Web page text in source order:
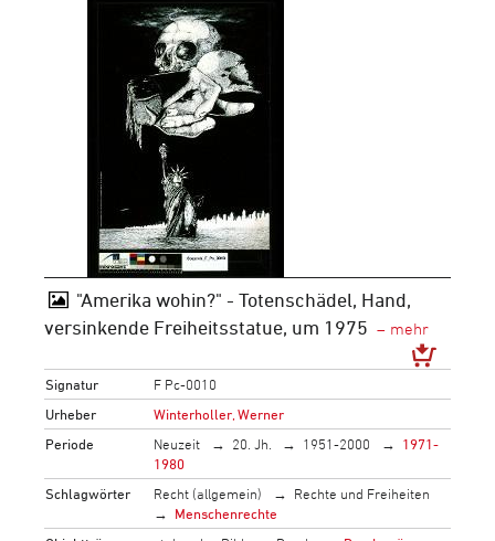
"Amerika wohin?" - Totenschädel, Hand,
versinkende Freiheitsstatue, um 1975
Signatur
F Pc-0010
Urheber
Winterholler, Werner
Periode
Neuzeit 20. Jh. 1951-2000
1971-
1980
Schlagwörter
Recht (allgemein)
Rechte und Freiheiten
Menschenrechte